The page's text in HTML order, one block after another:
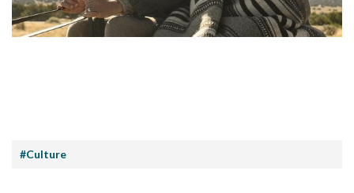
#Culture